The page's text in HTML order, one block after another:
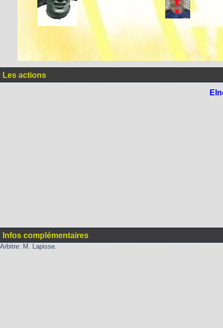
Les actions
Infos complémentaires
Arbitre: M. Lapisse.